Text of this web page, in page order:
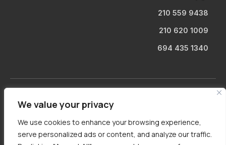
We value your privacy
We use cookies to enhance your browsing experience,
serve personalized ads or content, and analyze our traffic.
210 559 9438
210 620 1009
694 435 1340
Πνευματική ιδιοκτησία | Clean & Carry –